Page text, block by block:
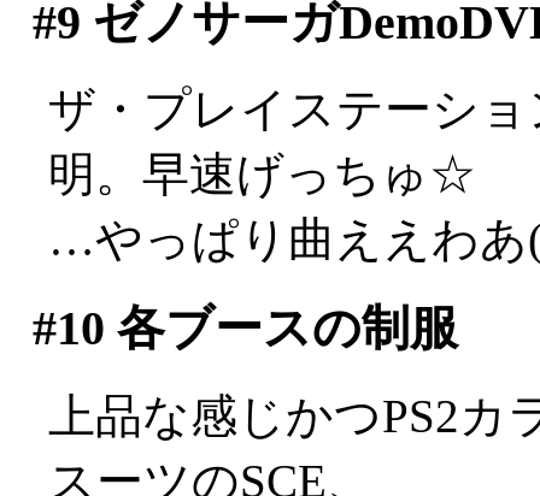
#9 ゼノサーガ
ザ・プレイステーシ
明。早速げっちゅ☆
…やっぱり曲ええわあ
#10 各ブースの制服
上品な感じかつPS2
スーツのSCE、